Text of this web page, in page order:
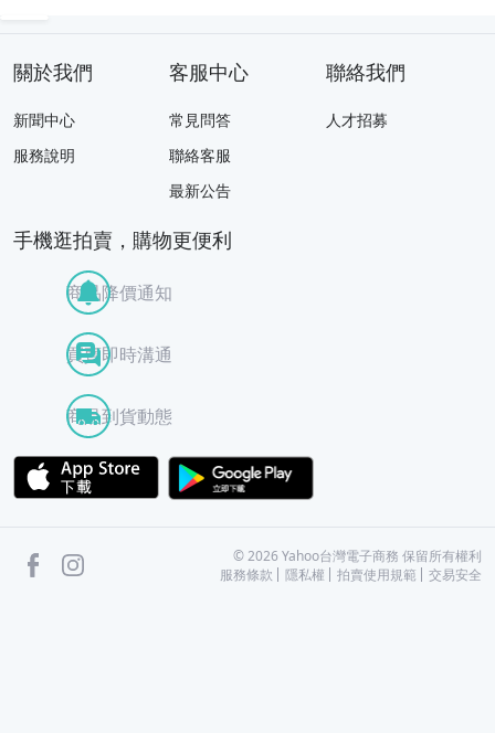
關於我們
新聞中心
服務說明
客服中心
常見問答
聯絡客服
最新公告
聯絡我們
人才招募
手機逛拍賣，購物更便利
商品降價通知
買賣即時溝通
商品到貨動態
APP Store
facebook ©2026 Yahoo台灣電子商務 保留所有權利
服務條款
隱私權 拍賣使用規範 交易安全